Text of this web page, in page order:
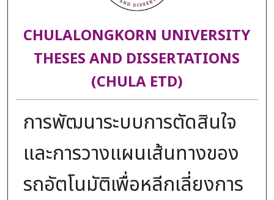
CHULALONGKORN UNIVERSITY
THESES AND DISSERTATIONS
(CHULA ETD)
การพัฒนาระบบการตัดสินใจ
และการวางแผนเส้นทางของ
รถอัตโนมัติเพื่อหลีกเลี่ยงการ